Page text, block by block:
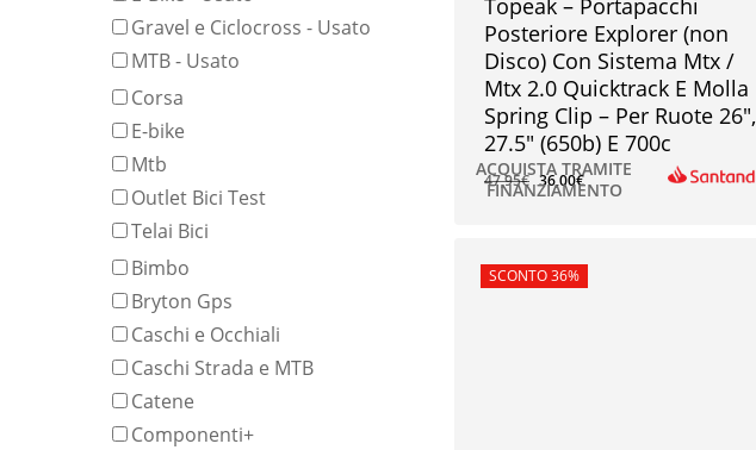
Gravel e Ciclocross - Usato
MTB - Usato
Corsa
E-bike
Mtb
Outlet Bici Test
Telai Bici
Bimbo
Bryton Gps
Caschi e Occhiali
Caschi Strada e MTB
Catene
Componenti+
Topeak – Portapacchi
Posteriore Explorer (non
Disco) Con Sistema Mtx /
Mtx 2.0 Quicktrack E Molla
Spring Clip – Per Ruote 26″,
27.5″ (650b) E 700c
47,95€ 36,00€
36,00€
ACQUISTA TRAMITE
FINANZIAMENTO
In offerta!
SCONTO 36%